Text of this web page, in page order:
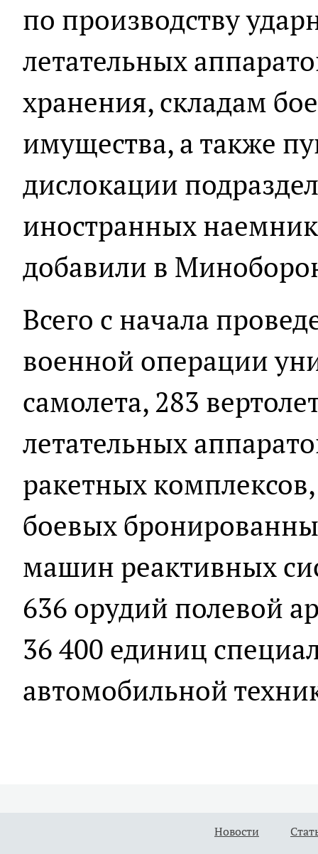
по производству
летательных
хранения, складам
имущества, а также
дислокации
иностранных
добавили в
Всего с начала
военной операции
самолета, 283
летательных
ракетных
боевых
машин реактивных
636 орудий полевой
36 400 единиц
автомобильной
Новости